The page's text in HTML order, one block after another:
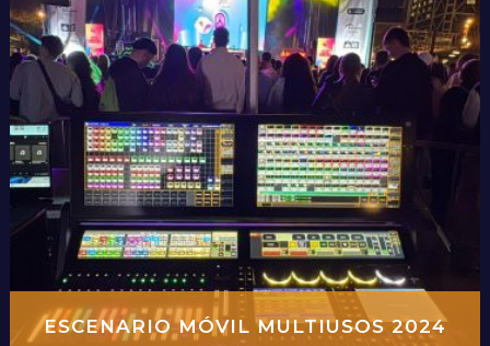
ESCENARIO MÓVIL MULTIUSOS 2024